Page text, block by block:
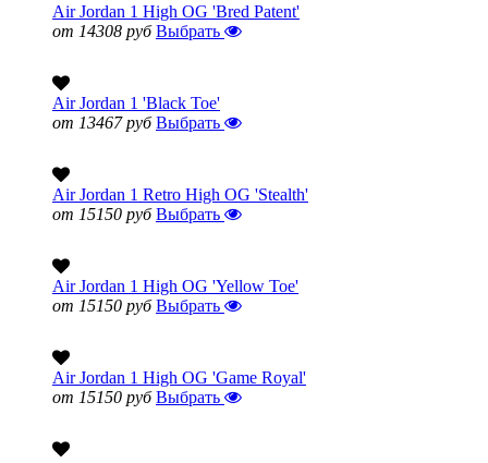
Air Jordan 1 High OG 'Bred Patent'
от 14308 руб Выбрать
Air Jordan 1 'Black Toe'
от 13467 руб Выбрать
Air Jordan 1 Retro High OG 'Stealth'
от 15150 руб Выбрать
Air Jordan 1 High OG 'Yellow Toe'
от 15150 руб Выбрать
Air Jordan 1 High OG 'Game Royal'
от 15150 руб Выбрать